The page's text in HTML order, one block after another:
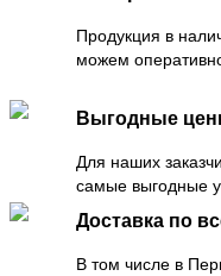
Продукция в
можем
Выгодные
Для наших
самые выгодные
Доставка по
В том числе в